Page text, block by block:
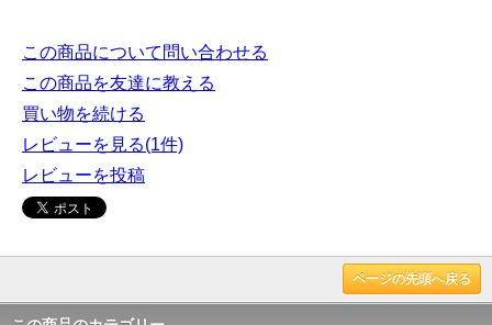
この商品について問い合わせる
この商品を友達に教える
買い物を続ける
レビューを見る(1件)
レビューを投稿
ページの先頭へ戻る